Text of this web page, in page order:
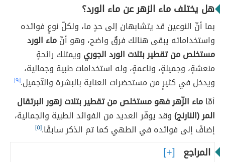
هل يختلف ماء الزهر عن ماء الورد؟
بما أنّ النوعين قد يتشابهان إلى حدٍ ما، ولكلّ نوعٍ فوائده
واستخداماته يبقى هنالك فرقٌ واضح، وهو أنّماء الورد
مستخلص من تقطير بتلات الورد الجوري ويمتلك رائحةٍ
منعشةٍ، وجميلةٍ، وناعمةٍ، وله استخدامات طبية وجمالية،
ويدخل في كثيرٍ من مستحضرات العناية بالبشرة والتّجميل.[٩]
أمّاماء الزّهر فهو مستخلص من تقطير بتلات زهور البرتقال
المر (النارنج)وقد يوفّر العديد من الفوائد الطبية والجمالية،
إضافً إلى فوائده في الطهي كما تم الذكر سابقًا.[٥]
المراجع